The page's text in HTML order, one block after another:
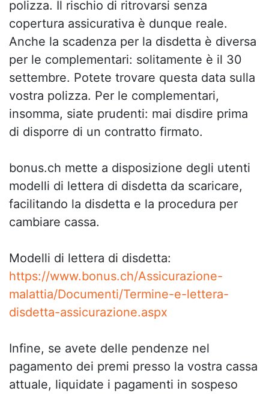
polizza. Il rischio di ritrovarsi senza
copertura assicurativa è dunque reale.
Anche la scadenza per la disdetta è diversa
per le complementari: solitamente è il 30
settembre. Potete trovare questa data sulla
vostra polizza. Per le complementari,
insomma, siate prudenti: mai disdire prima
di disporre di un contratto firmato.
bonus.ch mette a disposizione degli utenti
modelli di lettera di disdetta da scaricare,
facilitando la disdetta e la procedura per
cambiare cassa.
Modelli di lettera di disdetta:
https://www.bonus.ch/Assicurazione-
malattia/Documenti/Termine-e-lettera-
disdetta-assicurazione.aspx
Infine, se avete delle pendenze nel
pagamento dei premi presso la vostra cassa
attuale, liquidate i pagamenti in sospeso